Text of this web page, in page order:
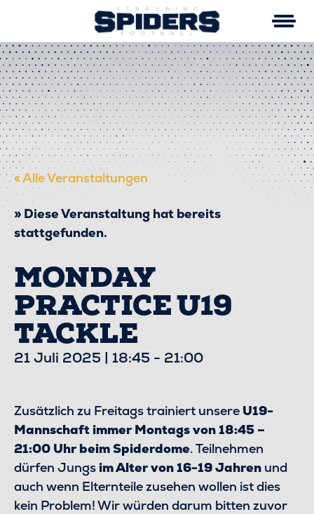
content
« Alle Veranstaltungen
Diese Veranstaltung hat bereits
stattgefunden.
MONDAY
PRACTICE U19
TACKLE
21 Juli 2025 | 18:45 - 21:00
Zusätzlich zu Freitags trainiert unsere U19-
Mannschaft immer Montagsvon 18:45 –
21:00 Uhr beim Spiderdome. Teilnehmen
dürfen Jungsim Alter von 16-19 Jahren und
auch wenn Elternteile zusehen wollen ist dies
kein Problem! Wir würden darum bitten zuvor